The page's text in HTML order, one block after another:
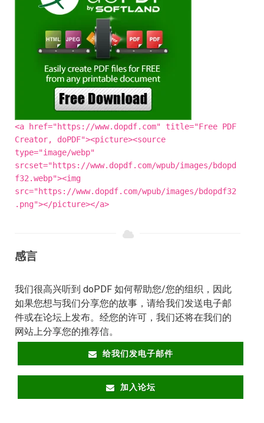
<a href="https://www.dopdf.com" title="Free PDF
Creator, doPDF"><picture><source
type="image/webp"
srcset="https://www.dopdf.com/wpub/images/bdopd
f32.webp"><img
src="https://www.dopdf.com/wpub/images/bdopdf32
.png"></picture></a>
感言
我们很高兴听到 doPDF 如何帮助您/您的组织，因此
如果您想与我们分享您的故事，请给我们发送电子邮
件或在论坛上发布。经您的许可，我们还将在我们的
网站上分享您的推荐信。
给我们发电子邮件
加入论坛